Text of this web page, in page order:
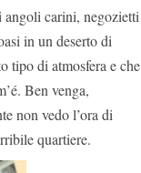
angoli carini, negozietti
in un deserto di
tipo di atmosfera e che
Ben venga,
non vedo l’ora di
quartiere.